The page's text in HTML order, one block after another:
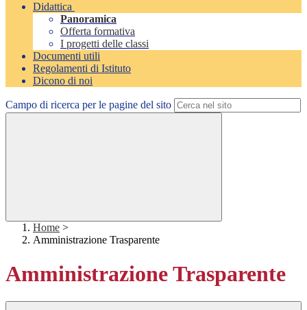
Didattica
Panoramica
Offerta formativa
I progetti delle classi
Documenti utili
Regolamenti di Istituto
Dicono di noi
Campo di ricerca per le pagine del sito
Home >
Amministrazione Trasparente
Amministrazione Trasparente